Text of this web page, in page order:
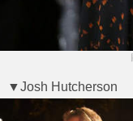
▼Josh Hutcherson